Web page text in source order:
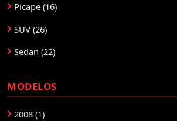
Picape (16)
SUV (26)
Sedan (22)
MODELOS
2008 (1)